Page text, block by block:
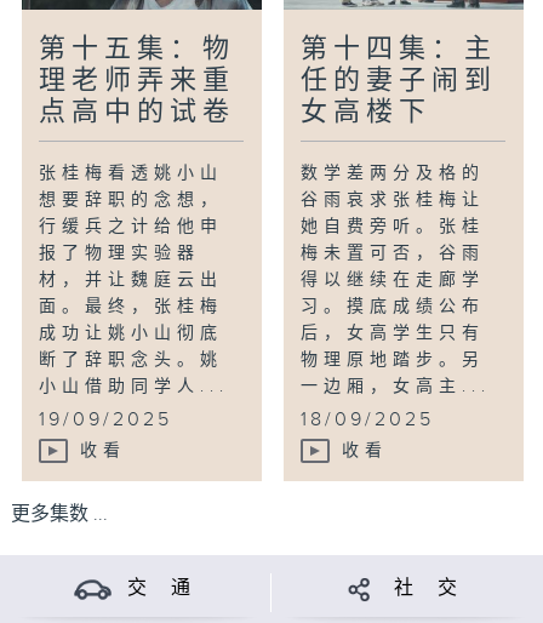
第十五集：物
理老师弄来重
点高中的试卷
张桂梅看透姚小山
想要辞职的念想，
行缓兵之计给他申
报了物理实验器
材，并让魏庭云出
面。最终，张桂梅
成功让姚小山彻底
断了辞职念头。姚
小山借助同学人...
19/09/2025
收看
第十四集：主
任的妻子闹到
女高楼下
数学差两分及格的
谷雨哀求张桂梅让
她自费旁听。张桂
梅未置可否，谷雨
得以继续在走廊学
习。摸底成绩公布
后，女高学生只有
物理原地踏步。另
一边厢，女高主...
18/09/2025
收看
更多集数 ...
交 通 社 交